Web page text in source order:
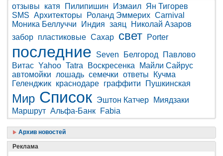
отзывы катя Пилипишин Измаил Ян Тигорев
SMS Архитекторы Роланд Эммерих Carnival
Моника Беллуччи
Индия заяц
Николай Азаров
забор пластиковые Сахар свет Porter
последние Seven Белгород
Павлово
Витас Yahoo Tatra Воскресенка
Майли Сайрус
автомойки
лошадь семечки ответы
Кучма
Геленджик краснодаре граффити Пушкинская
Мир Список Эштон Катчер
Миядзаки
Маршрут Альфа-Банк Fabia
Архив новостей
Реклама